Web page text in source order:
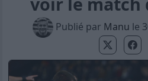
Publié par Manu le